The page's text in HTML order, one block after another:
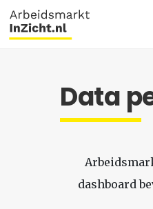
Data
dashboard